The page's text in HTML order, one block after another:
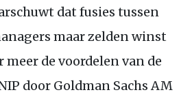
dat fusies tussen
maar zelden winst
meer de voordelen van de
door Goldman Sachs AM